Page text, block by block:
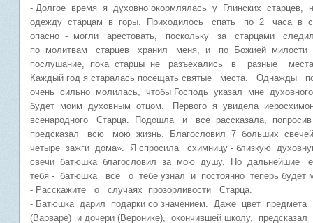
- Долгое время я духовно окормлялась у Глинских
одежду старцам в горы. Приходилось спать по 2 часа
опасно - могли арестовать, поскольку за старцами
по молитвам старцев хранил меня, и по Божией
послушание, пока старцы не разъехались в разные
Каждый год я старалась посещать святые места. Однажды
очень сильно молилась, чтобы Господь указал мне
будет моим духовным отцом. Первого я увидела
всенародного Старца. Подошла и все рассказала,
предсказал всю мою жизнь. Благословил 7 больших
четыре зажги дома». Я спросила схимницу - близкую
свечи батюшка благословил за мою душу. Но
тебя - батюшка все о тебе узнал и постоянно теперь будет
- Расскажите о случаях прозорливости Старца.
- Батюшка дарил подарки со значением. Даже цвет
(Варваре) и дочери (Веронике), окончившей школу,